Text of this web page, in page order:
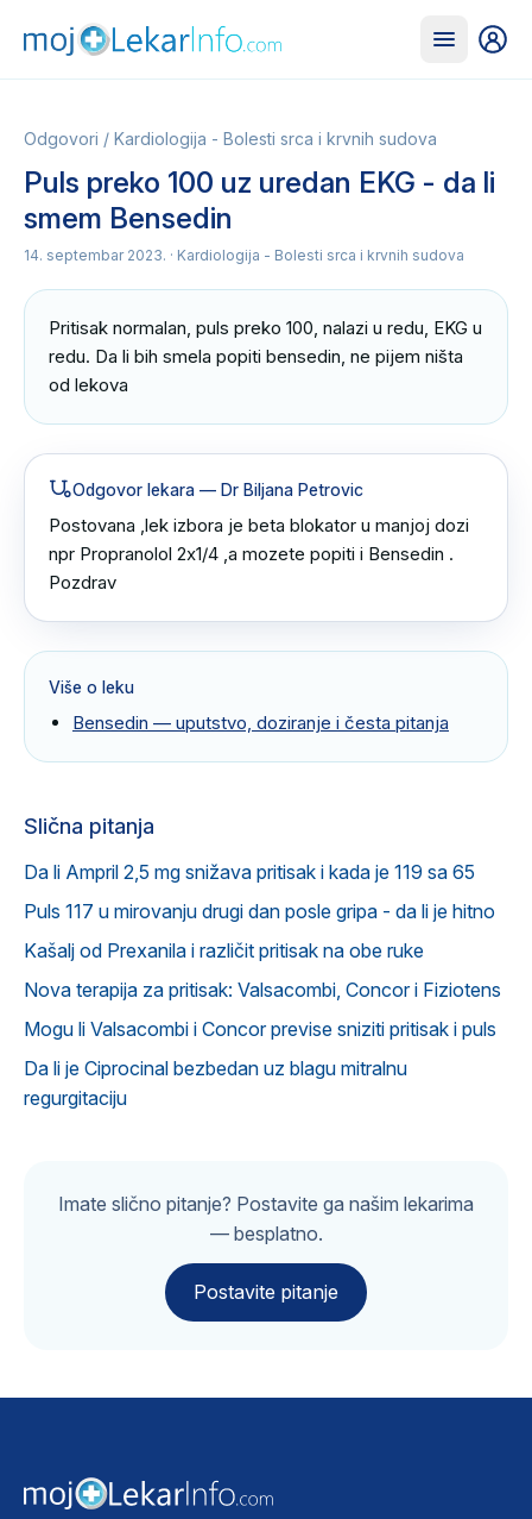
Odgovori / Kardiologija - Bolesti srca i krvnih sudova
Puls preko 100 uz uredan EKG - da li
smem Bensedin
14. septembar 2023. · Kardiologija - Bolesti srca i krvnih sudova
Pritisak normalan, puls preko 100, nalazi u redu, EKG u
redu. Da li bih smela popiti bensedin, ne pijem ništa
od lekova
Odgovor lekara — Dr Biljana Petrovic
Postovana ,lek izbora je beta blokator u manjoj dozi
npr Propranolol 2x1/4 ,a mozete popiti i Bensedin .
Pozdrav
Više o leku
Bensedin — uputstvo, doziranje i česta pitanja
Slična pitanja
Da li Ampril 2,5 mg snižava pritisak i kada je 119 sa 65
Puls 117 u mirovanju drugi dan posle gripa - da li je hitno
Kašalj od Prexanila i različit pritisak na obe ruke
Nova terapija za pritisak: Valsacombi, Concor i Fiziotens
Mogu li Valsacombi i Concor previse sniziti pritisak i puls
Da li je Ciprocinal bezbedan uz blagu mitralnu
regurgitaciju
Imate slično pitanje? Postavite ga našim lekarima
— besplatno.
Postavite pitanje